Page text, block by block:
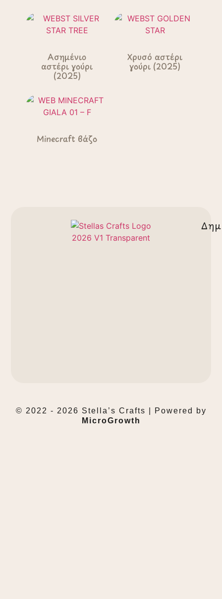
Ασημένιο
αστέρι γούρι
(2025)
Χρυσό αστέρι
γούρι (2025)
Minecraft βάζο
© 2022 - 2026 Stella’s Crafts | Powered by
MicroGrowth